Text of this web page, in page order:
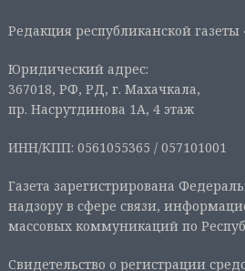
Редакция республиканской
Юридический адрес:
367018, РФ, РД, г. Махачкала,
пр. Насрутдинова 1А, 4 этаж
ИНН/КПП: 0561055365 / 057101001
Газета зарегистрирована
надзору в сфере связи,
массовых коммуникаций по
Свидетельство о регистрации